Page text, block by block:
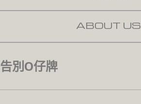
SKIP TO CONTENT
ABOUT US
告別O仔牌